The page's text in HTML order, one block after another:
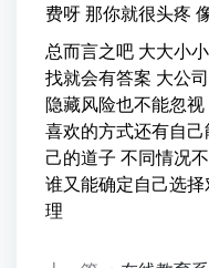
费呀 那你就很头疼
总而言之吧 大大小
找就会有答案 大公
隐藏风险也不能忽
喜欢的方式还有自
己的道子 不同情况
谁又能确定自己选
理